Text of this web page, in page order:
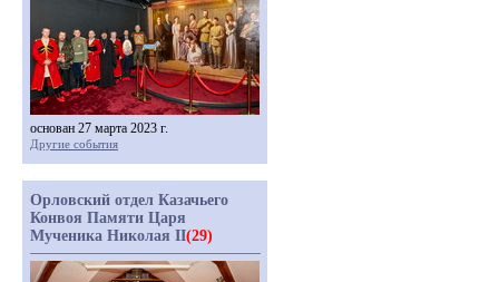
основан 27 марта 2023 г.
Другие события
Орловский отдел Казачьего
Конвоя Памяти Царя
Мученика Николая II(29)